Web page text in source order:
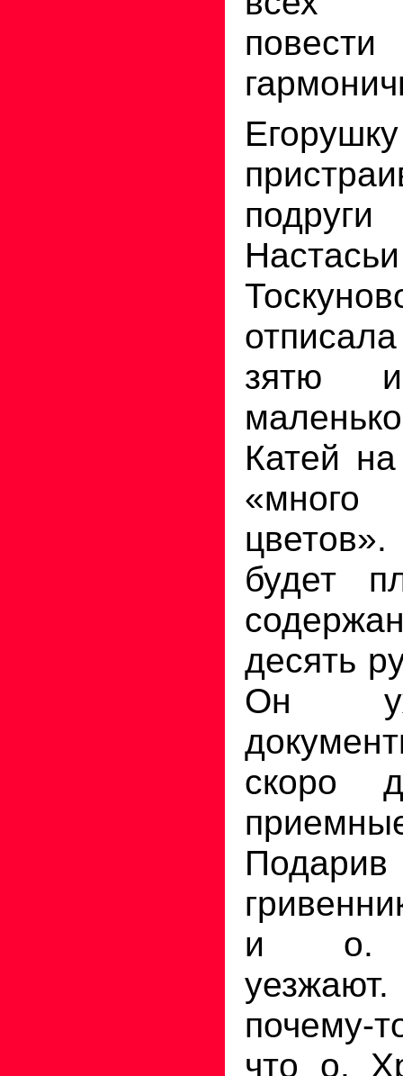
Егорушку
зятю
Катей
будет
десять
Он
скоро
и о.
почему-
что о.